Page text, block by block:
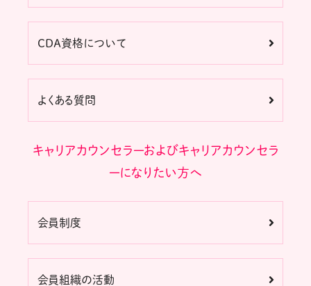
CDA資格について
よくある質問
キャリアカウンセラーおよびキャリアカウンセラ
ーになりたい方へ
会員制度
会員組織の活動